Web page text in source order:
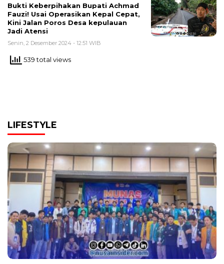
Bukti Keberpihakan Bupati Achmad
Fauzi! Usai Operasikan Kepal Cepat,
Kini Jalan Poros Desa kepulauan
Jadi Atensi
Senin, 2 Desember 2024 - 12:51 WIB
539 total views
LIFESTYLE